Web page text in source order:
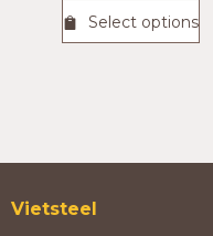
Select options
Vietsteel